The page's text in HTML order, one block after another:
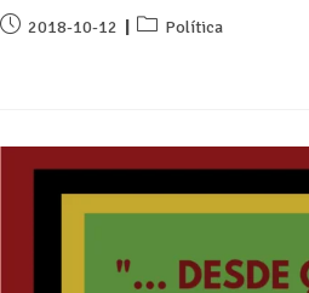
2018-10-12 Política